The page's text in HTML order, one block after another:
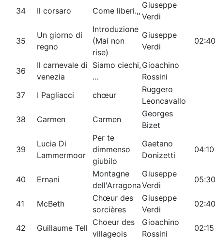
34
Il corsaro Come liberi.,,
Giuseppe
Verdi
35
Un giorno di
regno
Introduzione
(Mai non
rise)
Giuseppe
Verdi
02:40
36
Il carnevale di
venezia
Siamo ciechi,
…
Gioachino
Rossini
37
I Pagliacci chœur
Ruggero
Leoncavallo
38
Carmen Carmen
Georges
Bizet
39
Lucia Di
Lammermoor
Per te
dimmenso
giubilo
Gaetano
Donizetti
04:10
40 Ernani
Montagne
dell'Arragona
Giuseppe
Verdi
05:30
41 McBeth
Chœur des
sorcières
Giuseppe
Verdi
02:40
42 Guillaume Tell
Choeur des
villageois
Gioachino
Rossini
02:15